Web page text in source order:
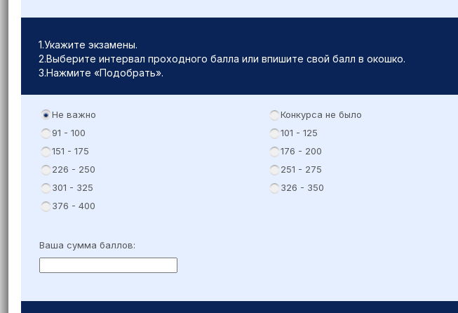
1.Укажите экзамены.
2.Выберите интервал проходного балла или впишите свой балл в окошко.
3.Нажмите «Подобрать».
Не важно Конкурса не было
91 - 100
101 - 125
151 - 175
176 - 200
226 - 250
251 - 275
301 - 325
326 - 350
376 - 400
Ваша сумма баллов: